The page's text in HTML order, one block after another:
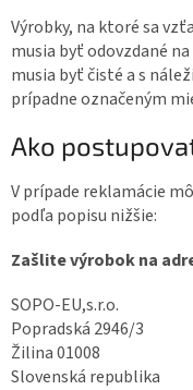
Výrobky, na ktoré sa
musia byť odovzdané
musia byť čisté a s
prípadne označeným
Ako
V prípade reklamácie
podľa popisu nižšie:
Zašlite výrobok na
SOPO-EU,s.r.o.
Popradská 2946/3
Žilina 01008
Slovenská republika